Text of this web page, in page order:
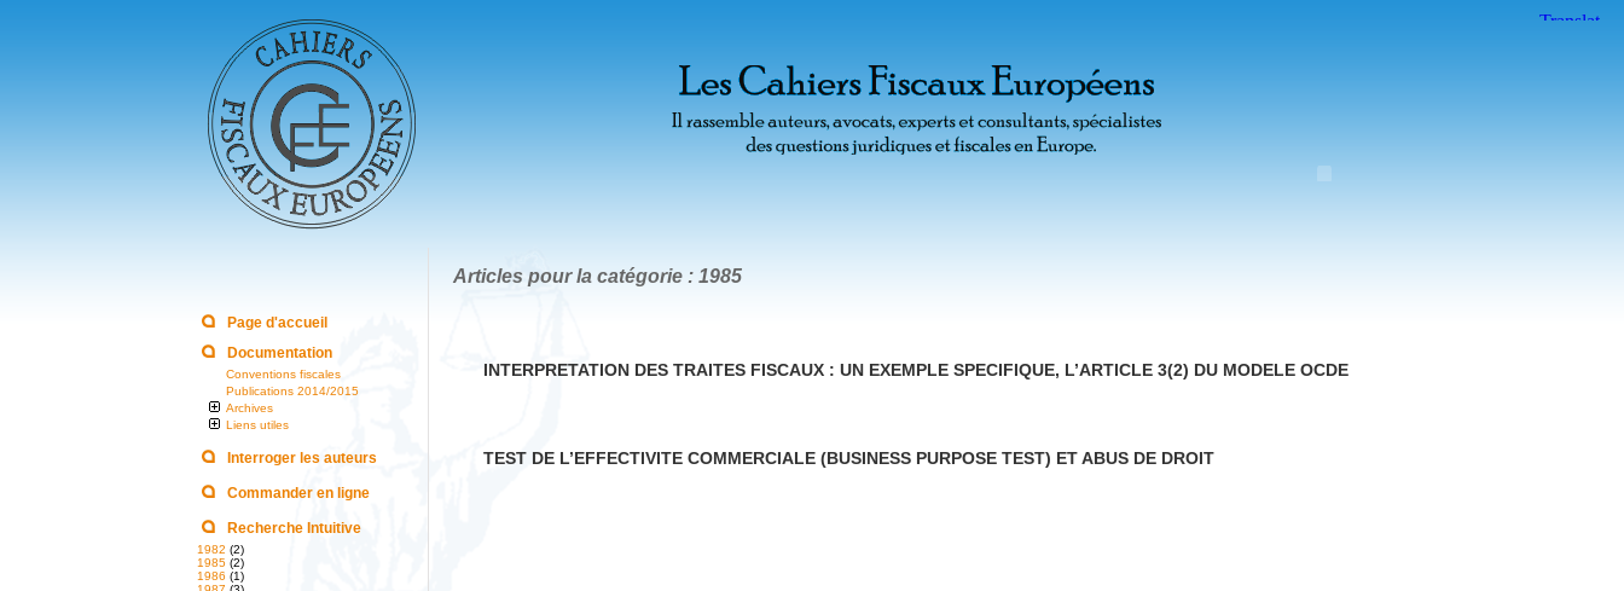
Page d'accueil
Documentation
Conventions fiscales
Publications 2014/2015
Archives
Liens utiles
Interroger les auteurs
Commander en ligne
Recherche Intuitive
1982 (2)
1985 (2)
1986 (1)
Articles pour la catégorie : 1985
INTERPRETATION DES TRAITES FISCAUX : UN EXEMPLE SPECIFIQUE, L’ARTICLE 3(2) DU MODELE OCDE
TEST DE L’EFFECTIVITE COMMERCIALE (BUSINESS PURPOSE TEST) ET ABUS DE DROIT